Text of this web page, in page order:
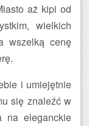
aż kipi od
wielkich
wszelką cenę
i umiejętnie
się znaleźć w
na eleganckie